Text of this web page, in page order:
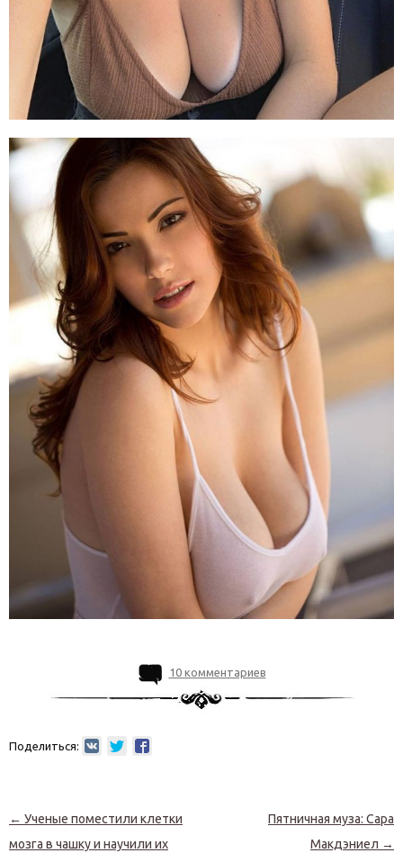
10 комментариев
Поделиться:
Навигация по записям
← Ученые поместили клетки
мозга в чашку и научили их
Пятничная муза: Сара
Макдэниел →